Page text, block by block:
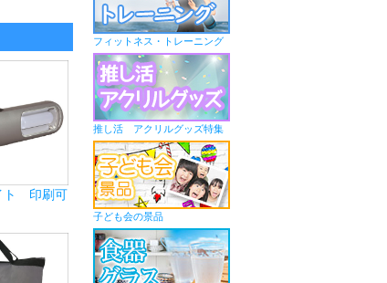
ト 印刷可
フィットネス・トレーニング
推し活 アクリルグッズ特集
子ども会の景品